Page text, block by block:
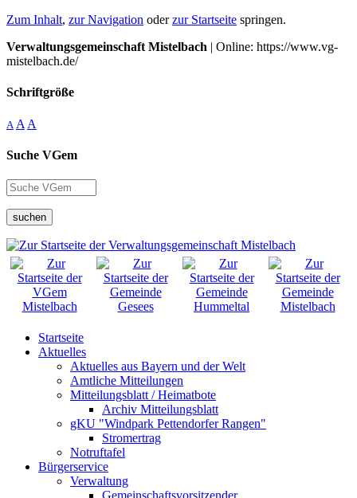
Zum Inhalt, zur Navigation oderzur Startseite springen.
Verwaltungsgemeinschaft Mistelbach | Online: https://www.vg-
mistelbach.de/
Schriftgröße
A A A
Suche VGem
suchen
Startseite
Aktuelles
Aktuelles aus Bayern und der Welt
Amtliche Mitteilungen
Mitteilungsblatt / Heimatbote
Archiv Mitteilungsblatt
gKU "Windpark Pettendorfer Rangen"
Stromertrag
Notruftafel
Bürgerservice
Verwaltung
Gemeinschaftsvorsitzender